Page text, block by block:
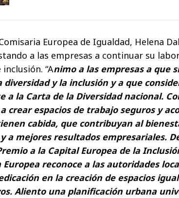
Europea de Igualdad, Helena
a las empresas a continuar su
“Animo a las empresas a que
diversidad y la inclusión y a que
a la Carta de la Diversidad nacional.
crear espacios de trabajo seguros y
cabida, que contribuyan al
a mejores resultados empresariales.
a la Capital Europea de la
Europea reconoce a las autoridades
en la creación de espacios
Aliento una planificación urbana